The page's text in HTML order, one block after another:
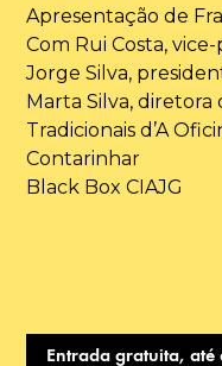
Apresentação de
Com Rui Costa,
Jorge Silva,
Marta Silva,
Tradicionais d’A
Contarinhar
Black Box CIAJG
Entrada gratuita,